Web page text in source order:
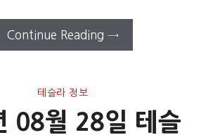
Continue Reading →
테슬라 정보
08월 28일 테슬